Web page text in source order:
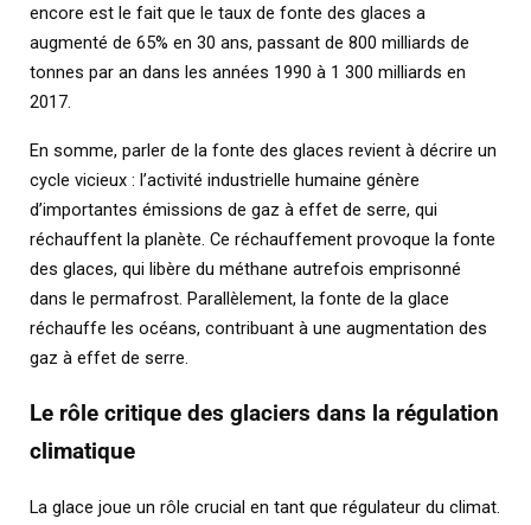
encore est le fait que le taux de fonte des glaces a
augmenté de 65% en 30 ans, passant de 800 milliards de
tonnes par an dans les années 1990 à 1 300 milliards en
2017.
En somme, parler de la fonte des glaces revient à décrire un
cycle vicieux : l’activité industrielle humaine génère
d’importantes émissions de gaz à effet de serre, qui
réchauffent la planète. Ce réchauffement provoque la fonte
des glaces, qui libère du méthane autrefois emprisonné
dans le permafrost. Parallèlement, la fonte de la glace
réchauffe les océans, contribuant à une augmentation des
gaz à effet de serre.
Le rôle critique des glaciers dans la régulation
climatique
La glace joue un rôle crucial en tant que régulateur du climat.